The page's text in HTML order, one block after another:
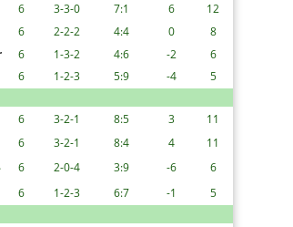
6 3-3-0 7:1 6
12
6 2-2-2 4:4 0
8
6 1-3-2 4:6 -2
6
6 1-2-3 5:9 -4
5
6 3-2-1 8:5 3
11
6 3-2-1 8:4 4
11
6 2-0-4 3:9 -6
6
6 1-2-3 6:7 -1
5